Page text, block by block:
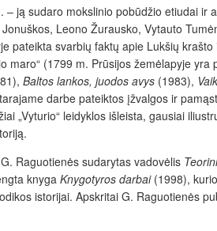
– ją sudaro mokslinio pobūdžio etiudai ir
Leono Žurausko, Vytauto
pateikta svarbių faktų apie Lukšių
maro“ (1799 m. Prūsijos žemėlapyje yra
Baltos lankos, juodos avys (1983),
darbe pateiktos įžvalgos ir
„Vyturio“ leidyklos išleista, gausiai
Raguotienės sudarytas vadovėlis
knyga Knygotyros darbai(1998),
istorijai. Apskritai G. Raguotienės